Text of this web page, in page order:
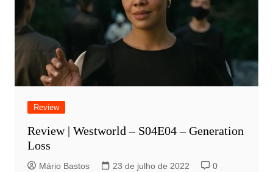
Review
Review | Westworld – S04E04 – Generation
Loss
Mário Bastos 23 de julho de 2022 0